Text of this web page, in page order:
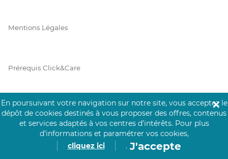
Mentions Légales
Prérequis Click&Care
Protection des Données
En poursuivant votre navigation sur notre site, vous acceptez le
dépôt de cookies destinés à vous proposer des offres, contenus
et services adaptés à vos centres d’intérêts. Pour plus
d’informations et paramétrer vos cookies,
cliquez ici
. J'accepte
✕